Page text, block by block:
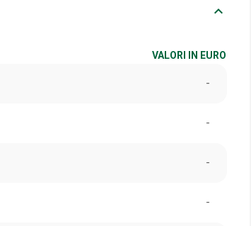
keyboard_arrow_down
VALORI IN EURO
-
-
-
-